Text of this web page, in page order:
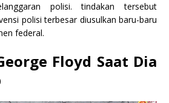
polisi. tindakan tersebut
polisi terbesar diusulkan baru-baru
federal.
Floyd Saat Dia